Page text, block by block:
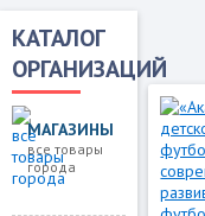
КАТАЛОГ
ОРГАНИЗАЦИЙ
МАГАЗИНЫ
все товары
города